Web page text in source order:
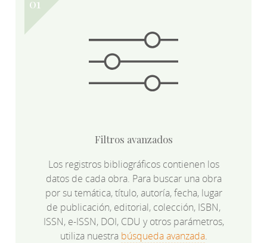
Filtros avanzados
Los registros bibliográficos contienen los
datos de cada obra. Para buscar una obra
por su temática, título, autoría, fecha, lugar
de publicación, editorial, colección, ISBN,
ISSN, e-ISSN, DOI, CDU y otros parámetros,
utiliza nuestra búsqueda avanzada.